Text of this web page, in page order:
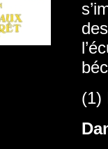
(1)